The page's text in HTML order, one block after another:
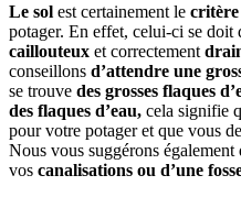
Le sol est certainement le critère
potager. En effet, celui-ci se doit
caillouteux et correctement
conseillons d’attendre une
se trouve des grosses flaques
des flaques d’eau, cela signifie
pour votre potager et que vous
Nous vous suggérons
vos canalisations ou d’une